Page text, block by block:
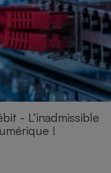
- L’inadmissible
!